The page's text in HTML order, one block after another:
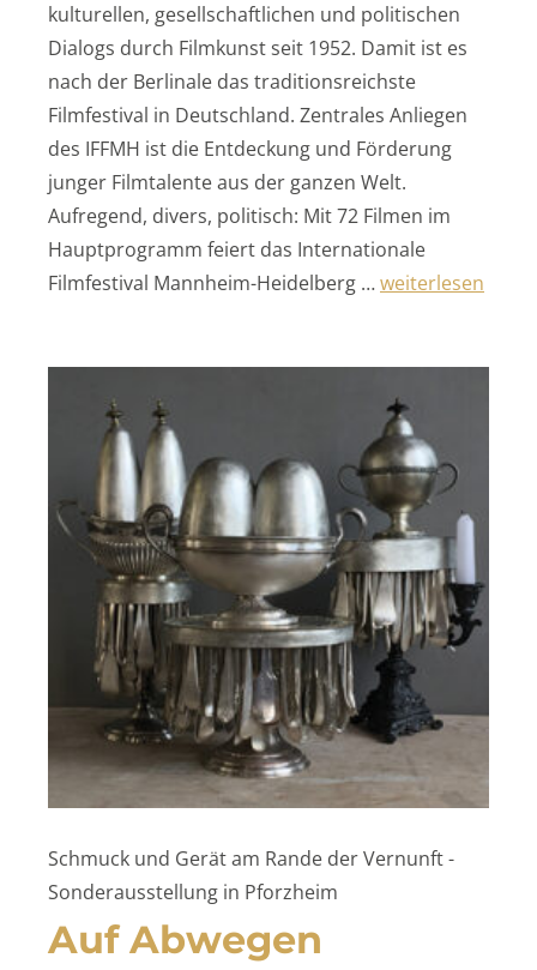
kulturellen, gesellschaftlichen und politischen
Dialogs durch Filmkunst seit 1952. Damit ist es
nach der Berlinale das traditionsreichste
Filmfestival in Deutschland. Zentrales Anliegen
des IFFMH ist die Entdeckung und Förderung
junger Filmtalente aus der ganzen Welt.
Aufregend, divers, politisch: Mit 72 Filmen im
Hauptprogramm feiert das Internationale
Filmfestival Mannheim-Heidelberg …„Internationales
weiterlesen
Schmuck und Gerät am Rande der Vernunft -
Sonderausstellung in Pforzheim
Auf Abwegen